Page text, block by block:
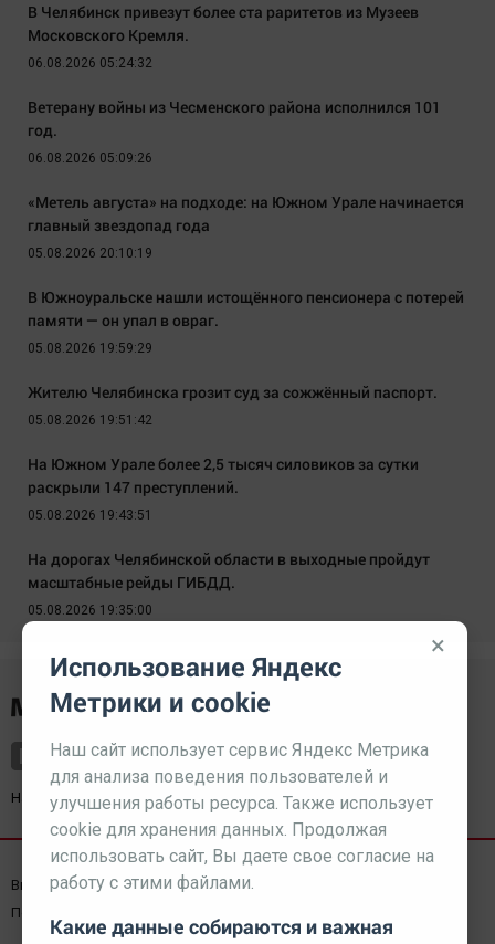
В Челябинск привезут более ста раритетов из Музеев
Московского Кремля.
06.08.2026 05:24:32
Ветерану войны из Чесменского района исполнился 101
год.
06.08.2026 05:09:26
«Метель августа» на подходе: на Южном Урале начинается
главный звездопад года
05.08.2026 20:10:19
В Южноуральске нашли истощённого пенсионера с потерей
памяти — он упал в овраг.
05.08.2026 19:59:29
Жителю Челябинска грозит суд за сожжённый паспорт.
05.08.2026 19:51:42
На Южном Урале более 2,5 тысяч силовиков за сутки
раскрыли 147 преступлений.
05.08.2026 19:43:51
На дорогах Челябинской области в выходные пройдут
масштабные рейды ГИБДД.
05.08.2026 19:35:00
Наш партнерkurorty-sochi.ru
Выходные данные СМИ Реклама
Пользовательское соглашение
×
Использование Яндекс
Метрики и cookie
Наш сайт использует сервис Яндекс Метрика
для анализа поведения пользователей и
улучшения работы ресурса. Также использует
cookie для хранения данных. Продолжая
использовать сайт, Вы даете свое согласие на
работу с этими файлами.
Какие данные собираются и важная